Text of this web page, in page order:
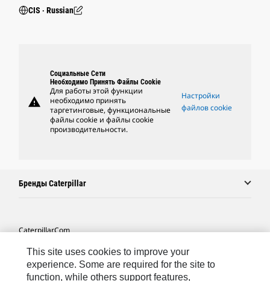
CIS ‧ Russian
warning
Социальные Сети
Необходимо Принять Файлы Cookie
Для работы этой функции
необходимо принять
таргетинговые, функциональные
файлы cookie и файлы cookie
производительности.
Настройки
файлов cookie
Бренды Caterpillar
Caterpillar.com
Связаться С Caterpillar
Карта Сайта
This site uses cookies to improve your
experience. Some are required for the site to
function, while others support features,